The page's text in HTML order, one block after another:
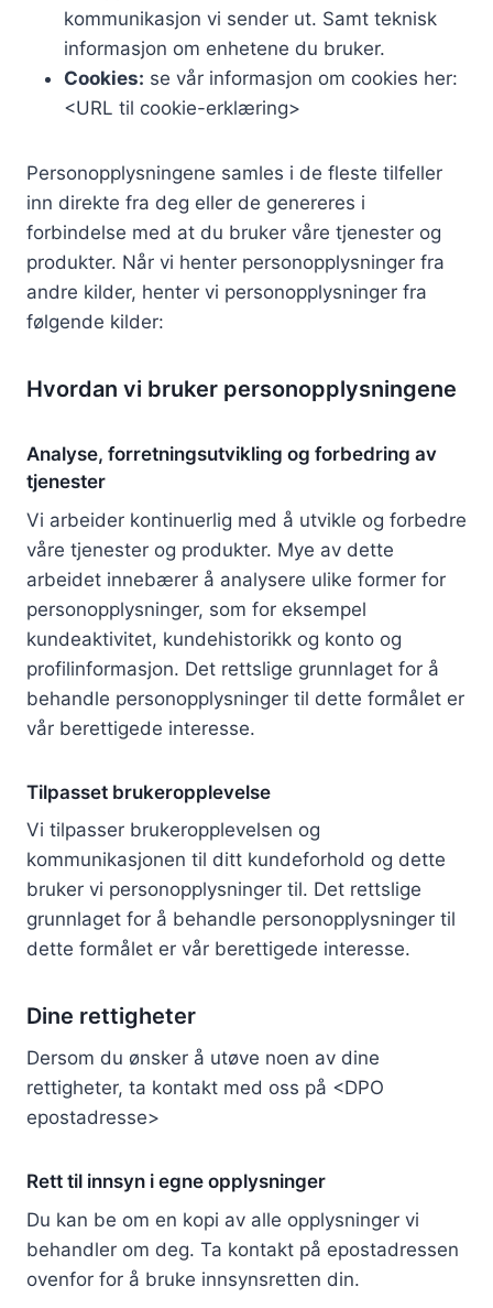
kommunikasjon vi sender ut. Samt teknisk
informasjon om enhetene du bruker.
Cookies: se vår informasjon om cookies her:
<URL til cookie-erklæring>
Personopplysningene samles i de fleste tilfeller
inn direkte fra deg eller de genereres i
forbindelse med at du bruker våre tjenester og
produkter. Når vi henter personopplysninger fra
andre kilder, henter vi personopplysninger fra
følgende kilder:
Hvordan vi bruker personopplysningene
Analyse, forretningsutvikling og forbedring av
tjenester
Vi arbeider kontinuerlig med å utvikle og forbedre
våre tjenester og produkter. Mye av dette
arbeidet innebærer å analysere ulike former for
personopplysninger, som for eksempel
kundeaktivitet, kundehistorikk og konto og
profilinformasjon. Det rettslige grunnlaget for å
behandle personopplysninger til dette formålet er
vår berettigede interesse.
Tilpasset brukeropplevelse
Vi tilpasser brukeropplevelsen og
kommunikasjonen til ditt kundeforhold og dette
bruker vi personopplysninger til. Det rettslige
grunnlaget for å behandle personopplysninger til
dette formålet er vår berettigede interesse.
Dine rettigheter
Dersom du ønsker å utøve noen av dine
rettigheter, ta kontakt med oss på <DPO
epostadresse>
Rett til innsyn i egne opplysninger
Du kan be om en kopi av alle opplysninger vi
behandler om deg. Ta kontakt på epostadressen
ovenfor for å bruke innsynsretten din.